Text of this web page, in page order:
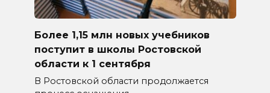
Более 1,15 млн новых учебников
поступит в школы Ростовской
области к 1 сентября
В Ростовской области продолжается